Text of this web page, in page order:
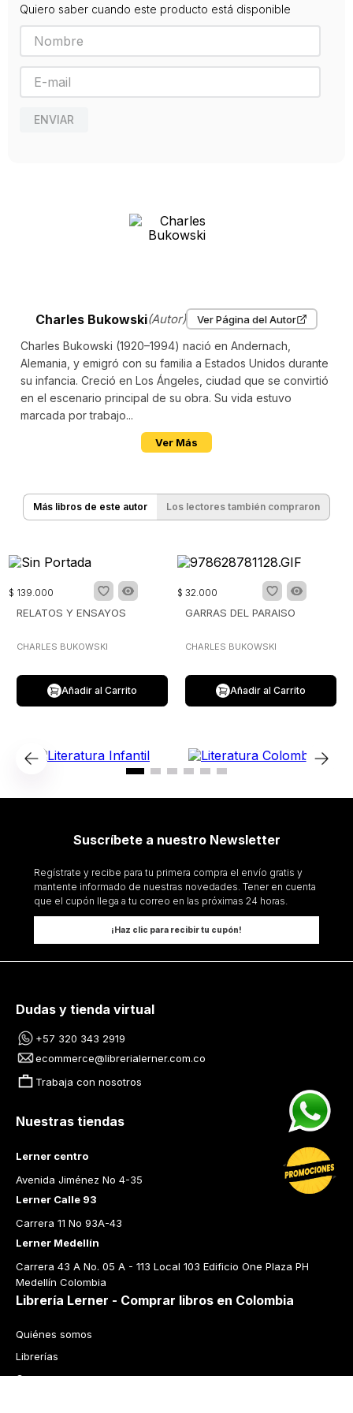
california, el 9 de marzo de 1994 a los setenta y tres años, poco
después de haber finalizado su última novela, pulp.
abel debritto es el editor de la edición norteamericana de gatos
Editorial
VISOR LIBROS
Año de publicación
2016
Traductor
Debrito, Abel
Quiero saber cuando este producto está disponible
ENVIAR
Charles Bukowski(Autor) Ver Página del Autor
Charles Bukowski (1920–1994) nació en Andernach,
Alemania, y emigró con su familia a Estados Unidos durante
su infancia. Creció en Los Ángeles, ciudad que se convirtió
en el escenario principal de su obra. Su vida estuvo
marcada por trabajo...
Ver Más
Más libros de este autor Los lectores también compraron
$ 139.000
RELATOS Y ENSAYOS
CHARLES BUKOWSKI
Añadir al Carrito
$ 32.000
GARRAS DEL PARAISO
CHARLES BUKOWSKI
Añadir al Carrito
Suscríbete a nuestro Newsletter
Regístrate y recibe para tu primera compra el envío gratis y
mantente informado de nuestras novedades. Tener en cuenta
que el cupón llega a tu correo en las próximas 24 horas.
¡Haz clic para recibir tu cupón!
Dudas y tienda virtual
+57 320 343 2919
ecommerce@librerialerner.com.co
Trabaja con nosotros
Nuestras tiendas
Lerner centro
Avenida Jiménez No 4-35
Lerner Calle 93
Carrera 11 No 93A-43
Lerner Medellín
Carrera 43 A No. 05 A - 113 Local 103 Edificio One Plaza PH
Medellín Colombia
Librería Lerner - Comprar libros en Colombia
Quiénes somos
Librerías
Cursos